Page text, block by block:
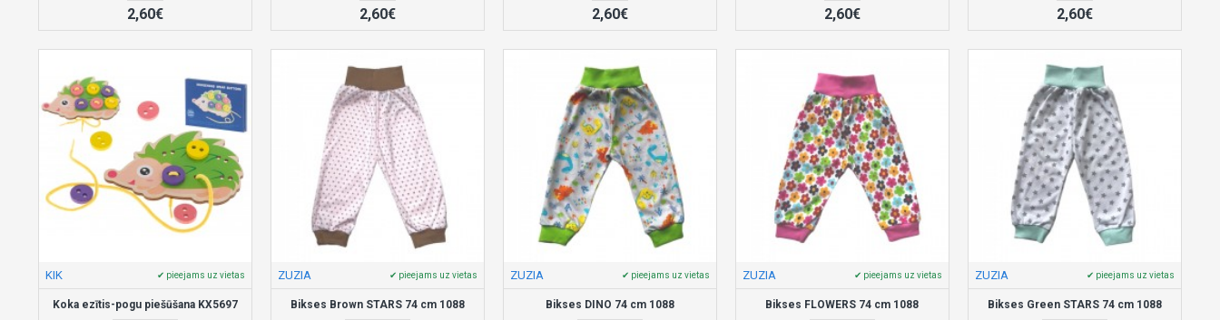
2,60€ 2,60€ 2,60€ 2,60€ 2,60€
KIK ✔ pieejams uz vietas
Koka ezītis-pogu piešūšana KX5697
ZUZIA ✔ pieejams uz vietas
Bikses Brown STARS 74 cm 1088
ZUZIA ✔ pieejams uz vietas
Bikses DINO 74 cm 1088
ZUZIA ✔ pieejams uz vietas
Bikses FLOWERS 74 cm 1088
ZUZIA ✔ pieejams uz vietas
Bikses Green STARS 74 cm 1088